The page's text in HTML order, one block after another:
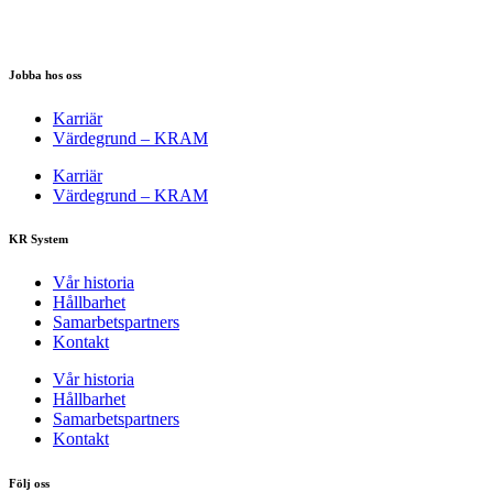
Jobba hos oss
Karriär
Värdegrund – KRAM
Karriär
Värdegrund – KRAM
KR System
Vår historia
Hållbarhet
Samarbetspartners
Kontakt
Vår historia
Hållbarhet
Samarbetspartners
Kontakt
Följ oss